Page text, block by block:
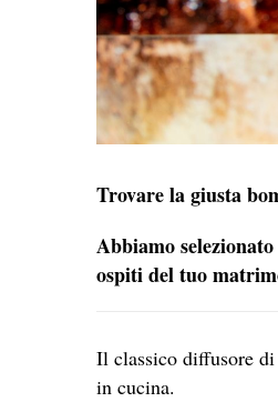
Trovare la giusta
Abbiamo
ospiti del tuo
Il classico diffusore
in cucina.